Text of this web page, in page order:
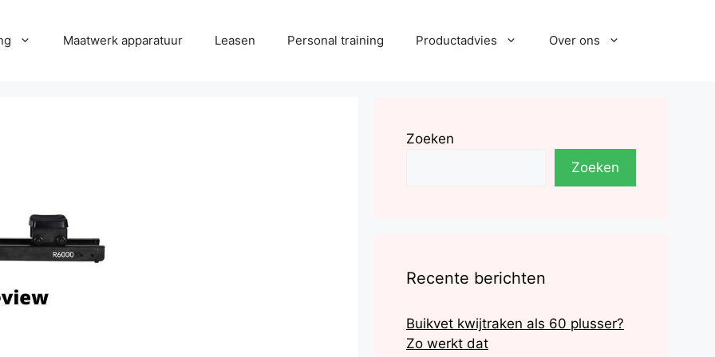
Maatwerk apparatuur Leasen Personal training Productadvies Over ons
Zoeken
Zoeken
Recente berichten
Buikvet kwijtraken als 60 plusser?
Zo werkt dat